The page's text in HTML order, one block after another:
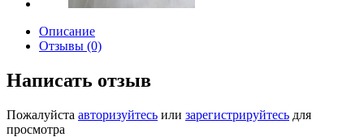
Описание
Отзывы (0)
Написать отзыв
Пожалуйста авторизуйтесь или зарегистрируйтесь для
просмотра